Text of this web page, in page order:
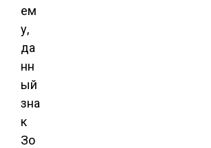
ем
у,
да
нн
ый
зна
к
Зо